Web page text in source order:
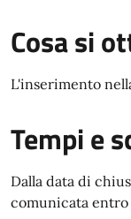
Cosa si
L'inserimento
Tempi e
Dalla data di
comunicata